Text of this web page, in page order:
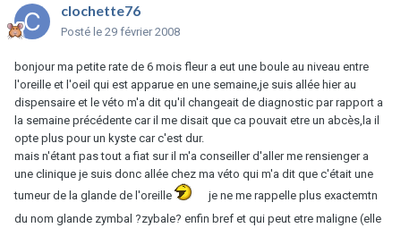
clochette76
Posté le 29 février 2008
bonjour ma petite rate de 6 mois fleur a eut une boule au niveau entre
l'oreille et l'oeil qui est apparue en une semaine,je suis allée hier au
dispensaire et le véto m'a dit qu'il changeait de diagnostic par rapport a
la semaine précédente car il me disait que ca pouvait etre un abcès,la il
opte plus pour un kyste car c'est dur.
mais n'étant pas tout a fiat sur il m'a conseiller d'aller me rensienger a
une clinique je suis donc allée chez ma véto qui m'a dit que c'était une
tumeur de la glande de l'oreille
je ne me rappelle plus exactemtn
du nom glande zymbal ?zybale? enfin bref et qui peut etre maligne (elle